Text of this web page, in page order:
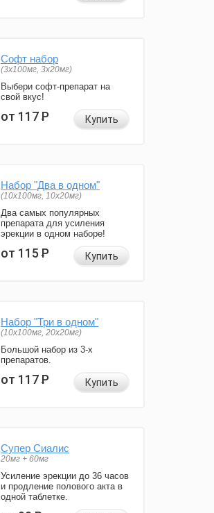
Софт набор
(3x100мг, 3x20мг)
Выбери софт-препарат на
свой вкус!
от 117Р Купить
Набор "Два в одном"
(10x100мг, 10x20мг)
Два самых популярных
препарата для усиления
эрекции в одном наборе!
от 115Р Купить
Набор "Три в одном"
(10x100мг, 20x20мг)
Большой набор из 3-х
препаратов.
от 117Р Купить
Супер Сиалис
20мг + 60мг
Усиление эрекции до 36 часов
и продление полового акта в
одной таблетке.